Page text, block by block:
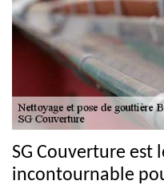
SG Couverture est
incontournable